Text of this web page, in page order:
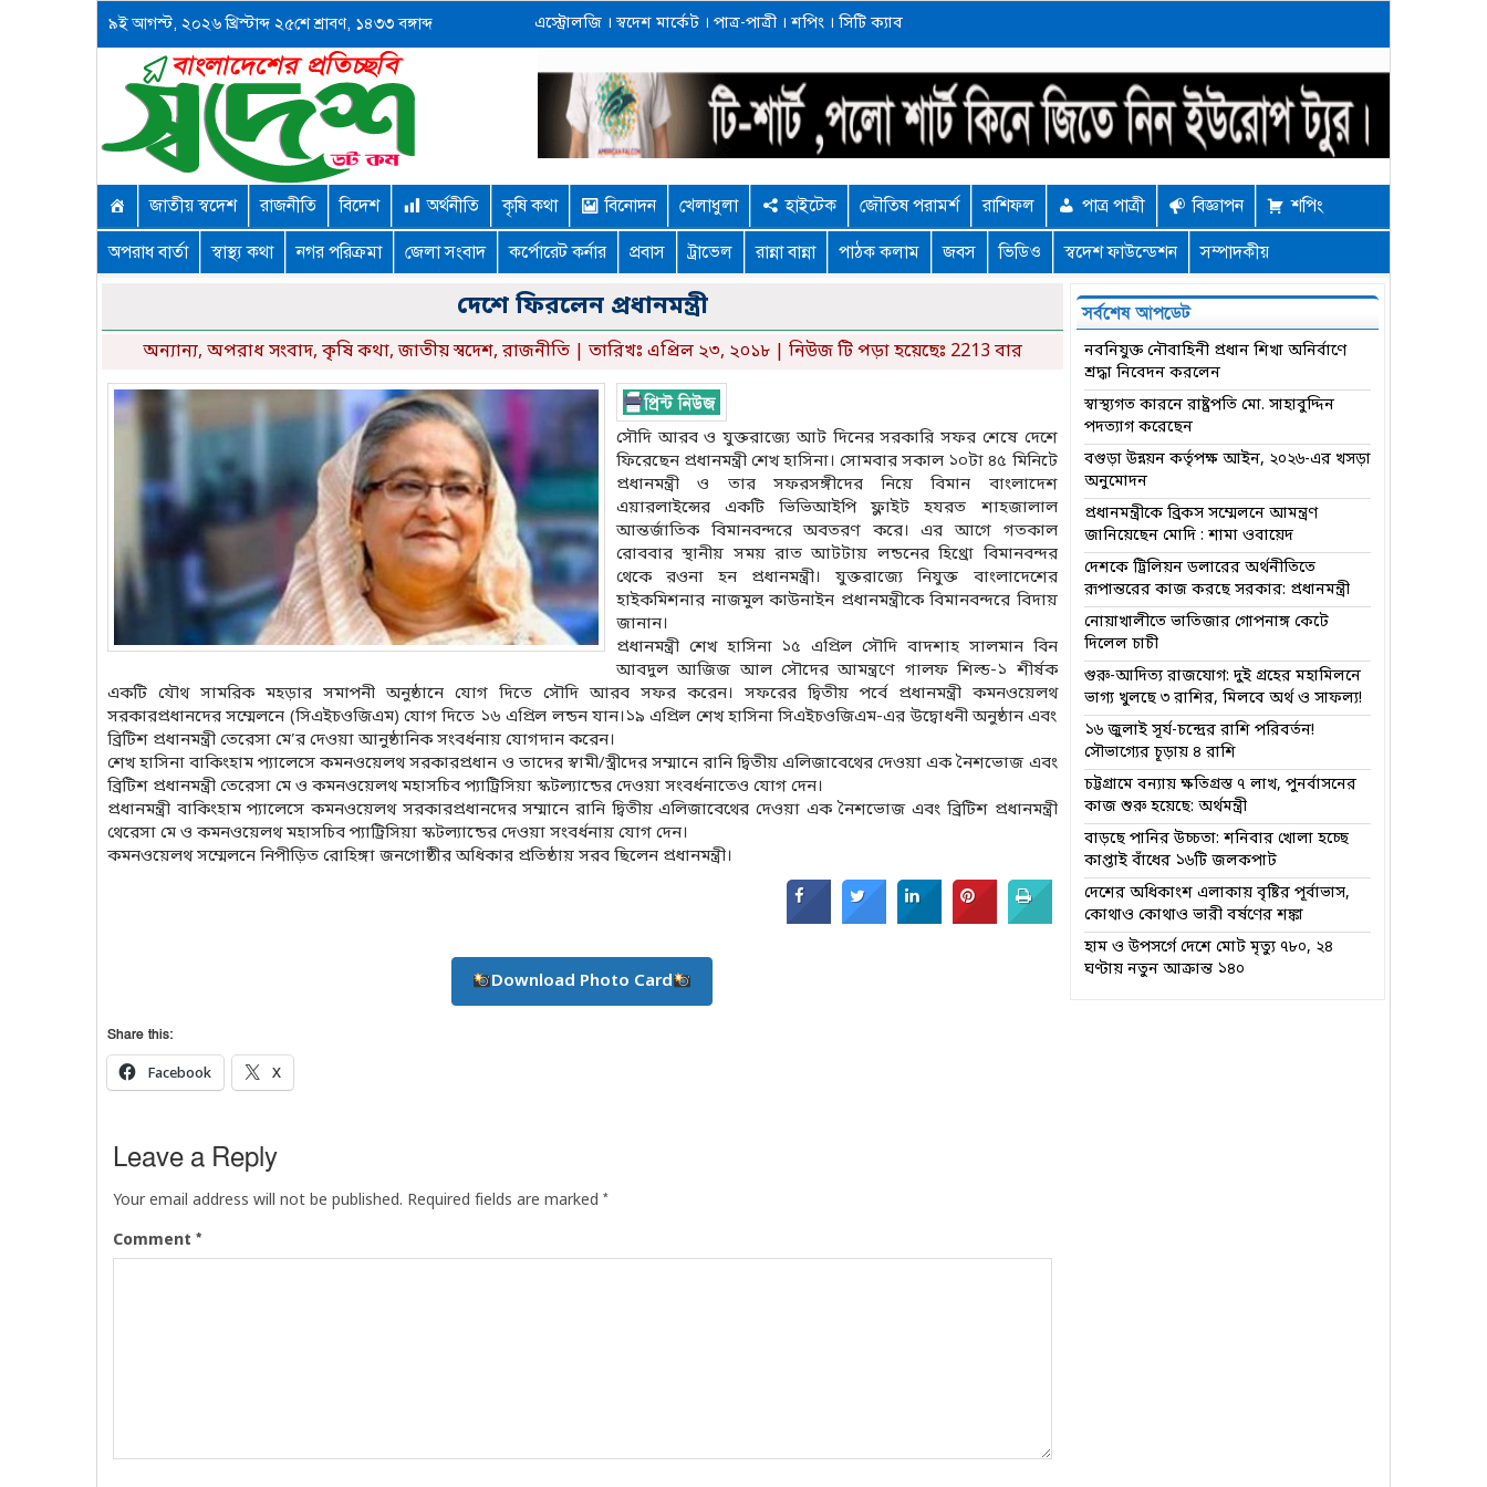
৯ই আগস্ট, ২০২৬ খ্রিস্টাব্দ ২৫শে শ্রাবণ, ১৪৩৩ বঙ্গাব্দ এস্ট্রোলজি। স্বদেশ মার্কেট। পাত্র-পাত্রী। শপিং। সিটি ক্যাব
জাতীয় স্বদেশ রাজনীতি বিদেশ অর্থনীতি কৃষি কথা বিনোদন খেলাধুলা হাইটেক জৌতিষ পরামর্শ রাশিফল পাত্র পাত্রী বিজ্ঞাপন শপিং
অপরাধ বার্তা স্বাস্থ্য কথা নগর পরিক্রমা জেলা সংবাদ কর্পোরেট কর্নার প্রবাস ট্রাভেল রান্না বান্না পাঠক কলাম জবস ভিডিও স্বদেশ ফাউন্ডেশন সম্পাদকীয়
দেশে ফিরলেন প্রধানমন্ত্রী
অন্যান্য, অপরাধ সংবাদ, কৃষি কথা,জাতীয় স্বদেশ, রাজনীতি| তারিখঃ এপ্রিল ২৩, ২০১৮ | নিউজ টি পড়া হয়েছেঃ 2213 বার
সৌদি আরব ও যুক্তরাজ্যে আট দিনের সরকারি সফর শেষে দেশে
ফিরেছেন প্রধানমন্ত্রী শেখ হাসিনা। সোমবার সকাল ১০টা ৪৫ মিনিটে
প্রধানমন্ত্রী ও তার সফরসঙ্গীদের নিয়ে বিমান বাংলাদেশ
এয়ারলাইন্সের একটি ভিভিআইপি ফ্লাইট হযরত শাহজালাল
আন্তর্জাতিক বিমানবন্দরে অবতরণ করে। এর আগে গতকাল
রোববার স্থানীয় সময় রাত আটটায় লন্ডনের হিথ্রো বিমানবন্দর
থেকে রওনা হন প্রধানমন্ত্রী। যুক্তরাজ্যে নিযুক্ত বাংলাদেশের
হাইকমিশনার নাজমুল কাউনাইন প্রধানমন্ত্রীকে বিমানবন্দরে বিদায়
জানান।
প্রধানমন্ত্রী শেখ হাসিনা ১৫ এপ্রিল সৌদি বাদশাহ সালমান বিন
আবদুল আজিজ আল সৌদের আমন্ত্রণে গালফ শিল্ড-১ শীর্ষক
একটি যৌথ সামরিক মহড়ার সমাপনী অনুষ্ঠানে যোগ দিতে সৌদি আরব সফর করেন। সফরের দ্বিতীয় পর্বে প্রধানমন্ত্রী কমনওয়েলথ
সরকারপ্রধানদের সম্মেলনে (সিএইচওজিএম) যোগ দিতে ১৬ এপ্রিল লন্ডন যান।১৯ এপ্রিল শেখ হাসিনা সিএইচওজিএম-এর উদ্বোধনী অনুষ্ঠান এবং
ব্রিটিশ প্রধানমন্ত্রী তেরেসা মে’র দেওয়া আনুষ্ঠানিক সংবর্ধনায় যোগদান করেন।
শেখ হাসিনা বাকিংহাম প্যালেসে কমনওয়েলথ সরকারপ্রধান ও তাদের স্বামী/স্ত্রীদের সম্মানে রানি দ্বিতীয় এলিজাবেথের দেওয়া এক নৈশভোজ এবং
ব্রিটিশ প্রধানমন্ত্রী তেরেসা মে ও কমনওয়েলথ মহাসচিব প্যাট্রিসিয়া স্কটল্যান্ডের দেওয়া সংবর্ধনাতেও যোগ দেন।
প্রধানমন্ত্রী বাকিংহাম প্যালেসে কমনওয়েলথ সরকারপ্রধানদের সম্মানে রানি দ্বিতীয় এলিজাবেথের দেওয়া এক নৈশভোজ এবং ব্রিটিশ প্রধানমন্ত্রী
থেরেসা মে ও কমনওয়েলথ মহাসচিব প্যাট্রিসিয়া স্কটল্যান্ডের দেওয়া সংবর্ধনায় যোগ দেন।
কমনওয়েলথ সম্মেলনে নিপীড়িত রোহিঙ্গা জনগোষ্ঠীর অধিকার প্রতিষ্ঠায় সরব ছিলেন প্রধানমন্ত্রী।
Download Photo Card
Share this:
Facebook X
Leave a Reply
Your email address will not be published. Required fields are marked *
Comment *
সর্বশেষ আপডেট
নবনিযুক্ত নৌবাহিনী প্রধান শিখা অনির্বাণে
শ্রদ্ধা নিবেদন করলেন
স্বাস্থ্যগত কারনে রাষ্ট্রপতি মো. সাহাবুদ্দিন
পদত্যাগ করেছেন
বগুড়া উন্নয়ন কর্তৃপক্ষ আইন, ২০২৬-এর খসড়া
অনুমোদন
প্রধানমন্ত্রীকে ব্রিকস সম্মেলনে আমন্ত্রণ
জানিয়েছেন মোদি : শামা ওবায়েদ
দেশকে ট্রিলিয়ন ডলারের অর্থনীতিতে
রূপান্তরের কাজ করছে সরকার: প্রধানমন্ত্রী
নোয়াখালীতে ভাতিজার গোপনাঙ্গ কেটে
দিলেল চাচী
গুরু-আদিত্য রাজযোগ: দুই গ্রহের মহামিলনে
ভাগ্য খুলছে ৩ রাশির, মিলবে অর্থ ও সাফল্য!
১৬ জুলাই সূর্য-চন্দ্রের রাশি পরিবর্তন!
সৌভাগ্যের চূড়ায় ৪ রাশি
চট্টগ্রামে বন্যায় ক্ষতিগ্রস্ত ৭ লাখ, পুনর্বাসনের
কাজ শুরু হয়েছে: অর্থমন্ত্রী
বাড়ছে পানির উচ্চতা: শনিবার খোলা হচ্ছে
কাপ্তাই বাঁধের ১৬টি জলকপাট
দেশের অধিকাংশ এলাকায় বৃষ্টির পূর্বাভাস,
কোথাও কোথাও ভারী বর্ষণের শঙ্কা
হাম ও উপসর্গে দেশে মোট মৃত্যু ৭৮০, ২৪
ঘণ্টায় নতুন আক্রান্ত ১৪০